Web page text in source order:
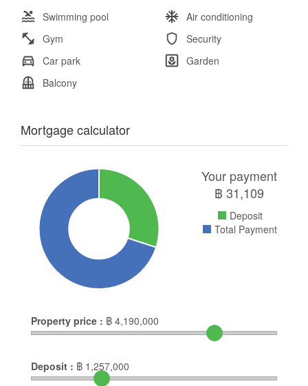
Swimming pool
Air conditioning
Gym
Security
Car park
Garden
Balcony
Mortgage calculator
Your payment
฿31,109
Deposit
Total Payment
Property price : ฿ 4,190,000
Deposit : ฿ 1,257,000